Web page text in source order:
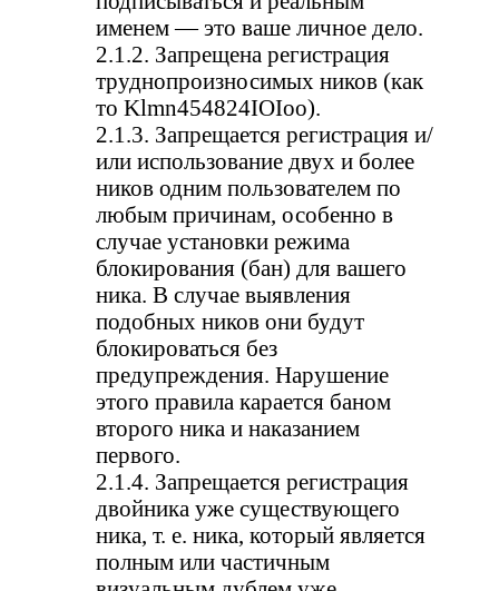
именем — это ваше личное дело.
2.1.2. Запрещена регистрация
труднопроизносимых ников (как
то Klmn454824IOIoo).
2.1.3. Запрещается регистрация и/
или использование двух и более
ников одним пользователем по
любым причинам, особенно в
случае установки режима
блокирования (бан) для вашего
ника. В случае выявления
подобных ников они будут
блокироваться без
предупреждения. Нарушение
этого правила карается баном
второго ника и наказанием
первого.
2.1.4. Запрещается регистрация
двойника уже существующего
ника, т. е. ника, который является
полным или частичным